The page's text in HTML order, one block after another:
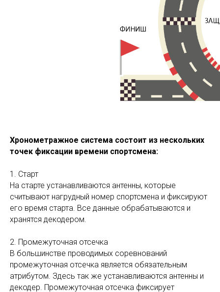
Хронометражное система состоит из нескольких
точек фиксации времени спортсмена:
1. Старт
На старте устанавливаются антенны, которые
считывают нагрудный номер спортсмена и фиксируют
его время старта. Все данные обрабатываются и
хранятся декодером.
2. Промежуточная отсечка
В большинстве проводимых соревнований
промежуточная отсечка является обязательным
атрибутом. Здесь так же устанавливаются антенны и
декодер. Промежуточная отсечка фиксирует